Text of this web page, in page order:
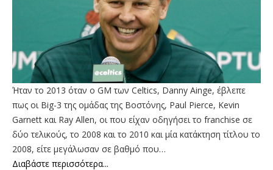
Ήταν το 2013 όταν ο GM των Celtics, Danny Ainge, έβλεπε
πως οι Big-3 της ομάδας της Βοστόνης, Paul Pierce, Kevin
Garnett και Ray Allen, οι που είχαν οδηγήσει το franchise σε
δύο τελικούς, το 2008 και το 2010 και μία κατάκτηση τίτλου το
2008, είτε μεγάλωσαν σε βαθμό που…
Διαβάστε περισσότερα...